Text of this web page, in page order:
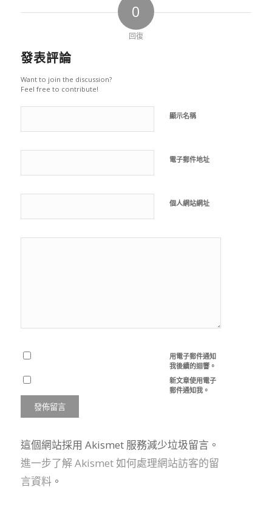
0
回復
發表評論
Want to join the discussion?
Feel free to contribute!
顯示名稱
電子郵件地址
個人網站網址
用電子郵件通知
我後續的迴響。
新文章使用電子
郵件通知我。
這個網站採用 Akismet 服務減少垃圾留言。
進一步了解 Akismet 如何處理網站訪客的留
言資料。